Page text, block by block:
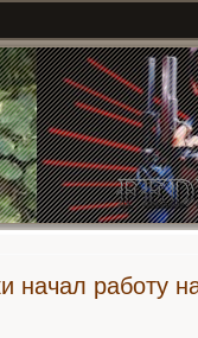
начал работу